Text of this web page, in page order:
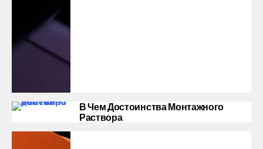
В Чем Достоинства Монтажного
Раствора